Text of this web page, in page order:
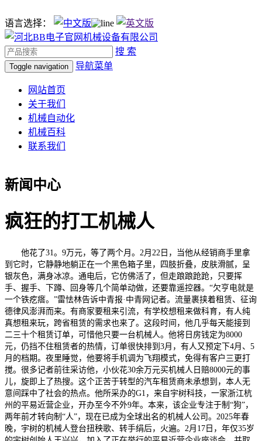
语言选择：
搜 索
Toggle navigation 导航菜单
网站首页
关于我们
机械自动化
机械百科
联系我们
新闻中心
疯狂的打工机械人
他花了31。9万元，等了两个月。2月22日，当他从经销商手里拿
到它时，它静静地躺正在一个黑色箱子里，四肢折叠，皮肤滑腻，呈
银灰色，满身冰凉。通电后，它仿佛活了，但走踉踉跄跄，只要挥
手、握手、下蹲、回身等几个简单动做，还要靠遥控器。“欠亨电就是
一个铁疙瘩。”雷怯林告诉中青报·中青网记者。流量裹挟着租赁、征询
德律风澎湃而来。有商家要租来引流，有学校想租来做科育，有人纯
真想租来玩，跨省租赁的需求也来了。这段时间，他几乎每天能接到
二三十个租赁订单，可惜他只要一台机械人。他将日房钱定为8000
元，仍挡不住租赁者的热情，订单很快排到3月，有人又预定下4月、5
月的档期。夜里睡觉，他要将手机调为飞翔模式，免得有客户三更打
搅。很多记者前往采访他，小伙花30余万元买机械人日赔8000元的事
儿，旋即上了热搜。这个正苦于转型的汽车租赁商未承想到，本人无
意间踩中了社会的热点。他所采办的G1，来自宇树科技，一家浙江杭
州的平易近营企业，开办至今不外9年。本来，该企业专注于制“狗”，
两年前才转向制“人”，现在已成为全球出名的机械人公司。2025年春
晚，宇树的机械人登台扭秧歌、转手绢后，火遍。2月17日，年仅35岁